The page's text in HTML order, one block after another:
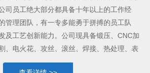
司员工绝大部分都具备十年以上的工作经
管理团队，有一专多能勇于拼搏的员工队
及工艺创新能力。公司现具备锻压、CNC加
、电火花、攻丝、滚丝、焊接、热处理、表
械加工手段及能力，各类生产设备共六十多